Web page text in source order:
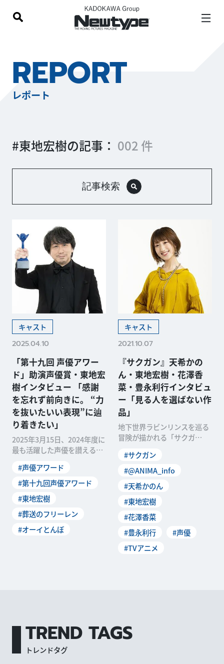
REPORT
レポート
#東地宏樹の記事： 002 件
記事検索
キャスト
2025.04.10
「第十九回 声優アワー
ド」助演声優賞・東地宏
樹インタビュー 「感謝
を忘れず前向きに。 “力
を抜いたいい表現”に辿
り着きたい」
2025年3月15日、2024年度に
最も活躍した声優を讃える
受賞者が発表されました。本
稿では、助演声優賞を受賞し
ルインタビューをお届けしま
す。 ──助演声優賞...
#声優アワード
#第十九回声優アワード
#東地宏樹
#葬送のフリーレン
#オーイとんぼ
キャスト
2021.10.07
『サクガン』天希かの
ん・東地宏樹・花澤香
菜・豊永利行インタビュ
ー「見る人を選ばない作
品」
地下世界ラビンリンスを巡る
冒険が描かれる「サクガ
ャストであるメメンプー役の
#サクガン
#@ANIMA_info
#天希かのん
#東地宏樹
#花澤香菜
#豊永利行
#声優
#TVアニメ
TREND TAGS
トレンドタグ